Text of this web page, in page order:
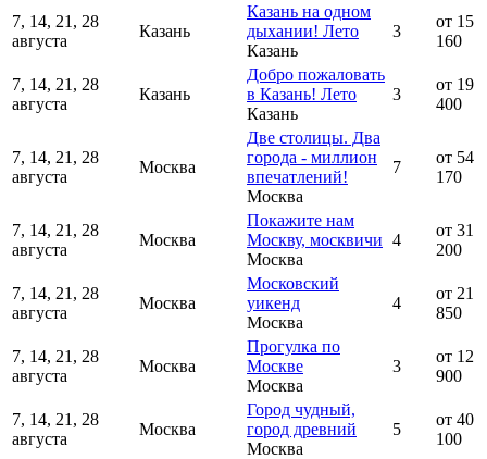
7, 14, 21, 28
августа
Казань
Казань на одном
дыхании! Лето
Казань
3
от 15
160
7, 14, 21, 28
августа
Казань
Добро пожаловать
в Казань! Лето
Казань
3
от 19
400
7, 14, 21, 28
августа
Москва
Две столицы. Два
города - миллион
впечатлений!
Москва
7
от 54
170
7, 14, 21, 28
августа
Москва
Покажите нам
Москву, москвичи
Москва
4
от 31
200
7, 14, 21, 28
августа
Москва
Московский
уикенд
Москва
4
от 21
850
7, 14, 21, 28
августа
Москва
Прогулка по
Москве
Москва
3
от 12
900
7, 14, 21, 28
августа
Москва
Город чудный,
город древний
Москва
5
от 40
100